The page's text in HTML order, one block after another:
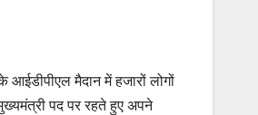
मैदान में हजारों लोगों
मुख्यमंत्री पद पर रहते हुए अपने